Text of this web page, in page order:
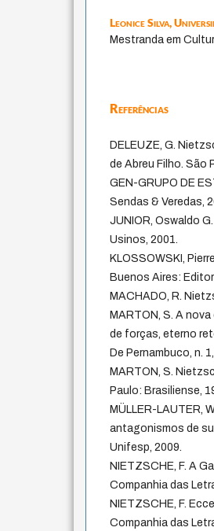
Leonice Silva,
Mestranda em
Referências
DELEUZE, G.
de Abreu Filho. São
GEN-GRUPO DE
Sendas & Veredas,
JUNIOR, Oswaldo
Usinos, 2001.
KLOSSOWSKI,
Buenos Aires:
MACHADO, R.
MARTON, S. A
de forças, eterno
De Pernambuco, n.
MARTON, S.
Paulo: Brasiliense,
MÜLLER-LAUTER,
antagonismos de
Unifesp, 2009.
NIETZSCHE, F. A
Companhia das
NIETZSCHE, F.
Companhia das